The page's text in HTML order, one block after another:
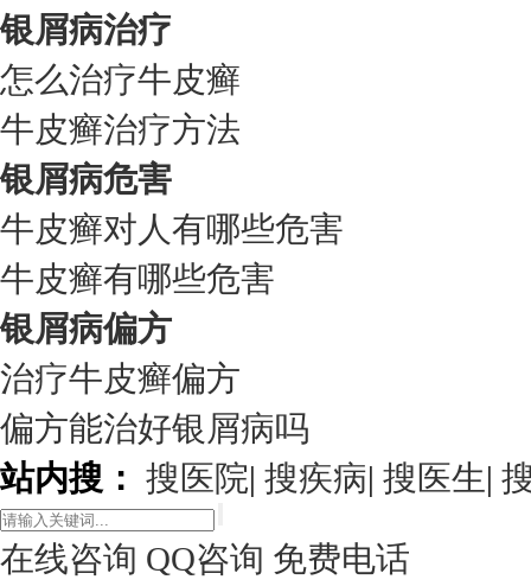
银屑病治疗
怎么治疗牛皮癣
牛皮癣治疗方法
银屑病危害
牛皮癣对人有哪些危害
牛皮癣有哪些危害
银屑病偏方
治疗牛皮癣偏方
偏方能治好银屑病吗
站内搜： 搜医院| 搜疾病| 搜医生|
在线咨询 QQ咨询 免费电话